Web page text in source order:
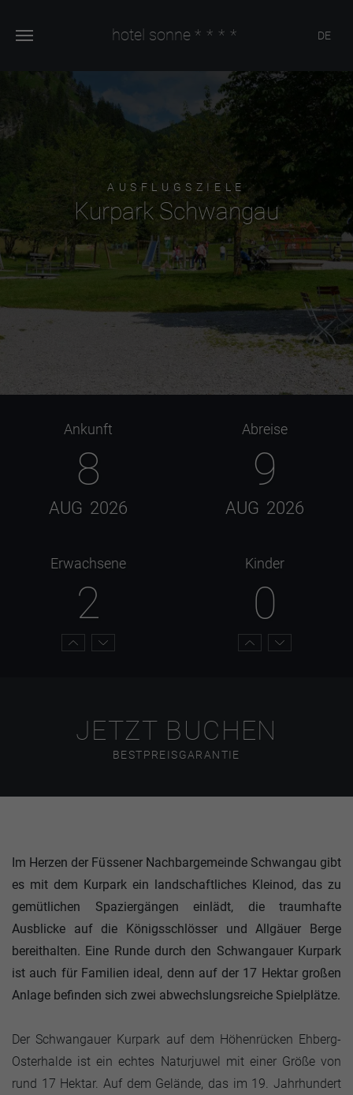
hotel sonne **** DE
AUSFLUGSZIELE
Kurpark Schwangau
Ankunft
8
AUG 2026
Abreise
9
AUG 2026
Erwachsene
2
Kinder
0
JETZT BUCHEN
BESTPREISGARANTIE
Im Herzen der Füssener Nachbargemeinde Schwangau gibt
es mit dem Kurpark ein landschaftliches Kleinod, das zu
gemütlichen Spaziergängen einlädt, die traumhafte
Ausblicke auf die Königsschlösser und Allgäuer Berge
bereithalten. Eine Runde durch den Schwangauer Kurpark
ist auch für Familien ideal, denn auf der 17 Hektar großen
Anlage befinden sich zwei abwechslungsreiche Spielplätze.
Der Schwangauer Kurpark auf dem Höhenrücken Ehberg-
Osterhalde ist ein echtes Naturjuwel mit einer Größe von
rund 17 Hektar. Auf dem Gelände, das im 19. Jahrhundert